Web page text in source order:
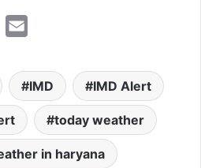
M
t
o
d
o
a
iIMD IMD Alert
today weather
in haryana